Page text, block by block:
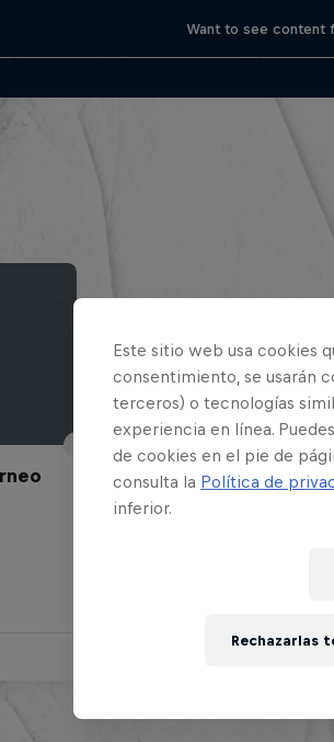
Want to see content
Este sitio web usa cookies
consentimiento, se usarán
terceros) o tecnologías
experiencia en línea.
de cookies en el pie de
consulta la Política de
inferior.
Rechazarlas